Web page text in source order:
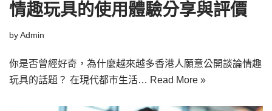
情趣玩具的使用體驗分享與評價
byAdmin
你是否曾經好奇，為什麼越來越多香港人願意公開談論情趣
玩具的話題？ 在現代都市生活… Read More »